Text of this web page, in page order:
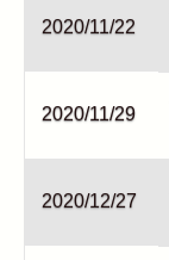
2020/11/22
2020/11/29
2020/12/27